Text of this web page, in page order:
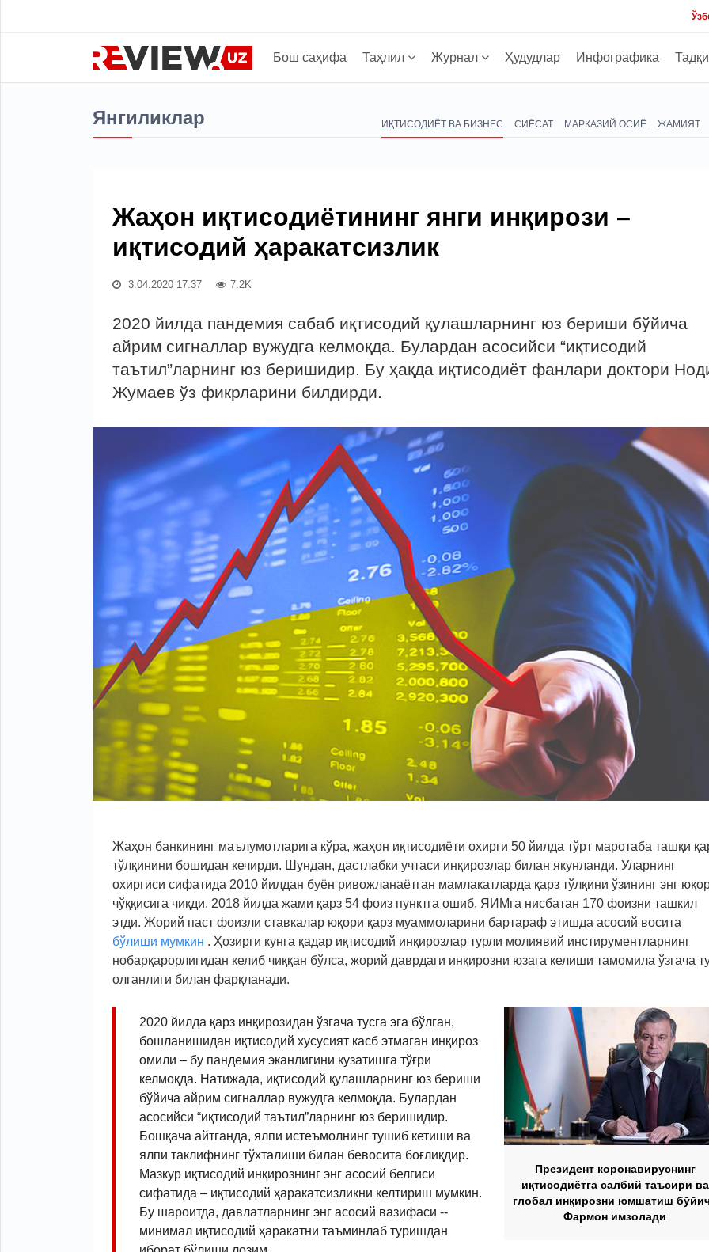
Бош саҳифа Таҳлил Журнал Ҳудудлар Инфографика
Янгиликлар ИҚТИСОДИЁТ ВА БИЗНЕС СИЁСАТ МАРКАЗИЙ ОСИЁ ЖАМИЯТ
Жаҳон иқтисодиётининг янги инқирози –
иқтисодий ҳаракатсизлик
3.04.2020 17:37 7.2K
2020 йилда пандемия сабаб иқтисодий қулашларнинг юз бериши бўйича
айрим сигналлар вужудга келмоқда. Булардан асосийси “иқтисодий
таътил”ларнинг юз беришидир. Бу ҳақда иқтисодиёт фанлари доктори
Жумаев ўз фикрларини билдирди.
Жаҳон банкининг маълумотларига кўра, жаҳон иқтисодиёти охирги 50 йилда тўрт маротаба ташқи
тўлқинини бошидан кечирди. Шундан, дастлабки учтаси инқирозлар билан якунланди. Уларнинг
охиргиси сифатида 2010 йилдан буён ривожланаётган мамлакатларда қарз тўлқини ­ўзининг энг
чўққисига чиқди. 2018 йилда жами қарз 54 фоиз пунктга ошиб, ЯИМга нисбатан 170 фоизни ташкил
этди. Жорий паст фоизли ставкалар юқори қарз муаммоларини бартараф этишда асосий восита
бўлиши мумкин . Ҳозирги кунга қадар иқтисодий инқирозлар турли молиявий инстирументларнинг
нобарқарорлигидан келиб чиққан бўлса, жорий даврдаги инқирозни юзага келиши тамомила ўзгача
олганлиги билан фарқланади.
Президент коронавируснинг
иқтисодиётга салбий таъсири ва
глобал инқирозни юмшатиш
Фармон имзолади
2020 йилда қарз инқирозидан ўзгача тусга эга бўлган,
бошланишидан иқтисодий хусусият касб этмаган инқироз
омили – бу пандемия эканлигини кузатишга тўғри
келмоқда. Натижада, иқтисодий қулашларнинг юз бериши
бўйича айрим сигналлар вужудга келмоқда. Булардан
асосийси “иқтисодий таътил”ларнинг юз беришидир.
Бошқача айтганда, ялпи истеъмолнинг тушиб кетиши ва
ялпи таклифнинг тўхталиши билан бевосита боғлиқдир.
Мазкур иқтисодий инқирознинг энг асосий белгиси
сифатида – иқтисодий ҳаракатсизликни келтириш мумкин.
Бу шароитда, давлатларнинг энг асосий вазифаси ­-­
минимал иқтисодий ҳаракатни таъминлаб туришдан